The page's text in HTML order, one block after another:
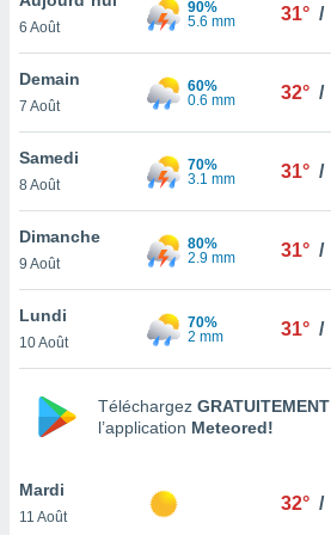
et
»,
au
vous
qu'ils
ou
le
ainsi
un
la
du
6 Août
90%
5.6 mm
31° /
Demain
7 Août
60%
0.6 mm
32° /
Samedi
8 Août
70%
3.1 mm
31° /
Dimanche
9 Août
80%
2.9 mm
31° /
Lundi
10 Août
70%
2 mm
31° /
Téléchargez GRATUITEMENT
l’application Meteored!
Mardi
11 Août
32° /